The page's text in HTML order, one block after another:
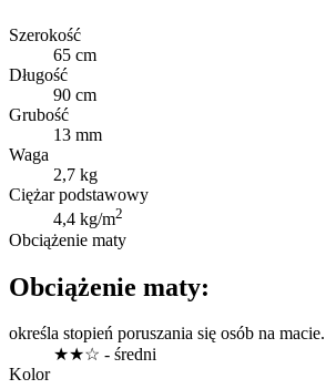
Szerokość
65 cm
Długość
90 cm
Grubość
13 mm
Waga
2,7 kg
Ciężar podstawowy
4,4 kg/m2
Obciążenie maty
Obciążenie maty:
określa stopień poruszania się osób na macie.
★★☆ - średni
Kolor